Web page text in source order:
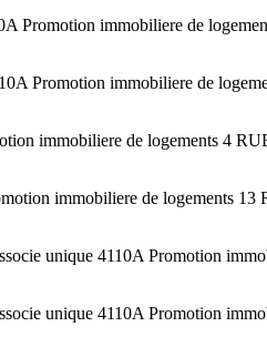
Promotion immobiliere de
Promotion immobiliere de
immobiliere de logements 4
immobiliere de logements
unique 4110A Promotion
unique 4110A Promotion